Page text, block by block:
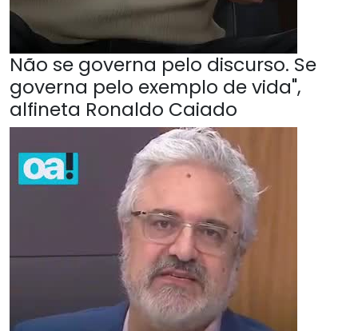
Não se governa pelo discurso. Se
governa pelo exemplo de vida",
alfineta Ronaldo Caiado